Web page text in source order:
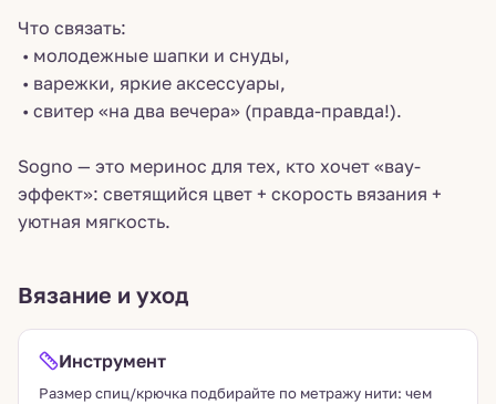
Что связать:
• молодежные шапки и снуды,
• варежки, яркие аксессуары,
• свитер «на два вечера» (правда-правда!).
Sogno — это меринос для тех, кто хочет «вау-
эффект»: светящийся цвет + скорость вязания +
уютная мягкость.
Вязание и уход
Инструмент
Размер спиц/крючка подбирайте по метражу нити: чем